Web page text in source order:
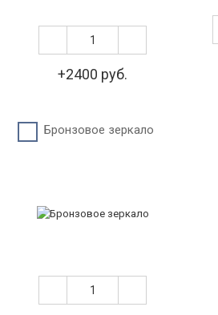
+2400 руб.
Бронзовое зеркало